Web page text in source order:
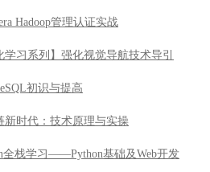
Hadoop管理认证实战
学习系列】强化视觉导航技术导引
初识与提高
新时代：技术原理与实操
全栈学习——Python基础及Web开发